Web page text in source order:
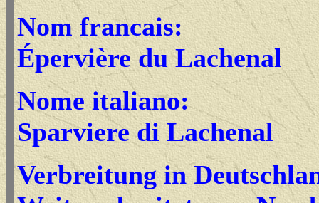
Nom francais:
Épervière du Lachenal
Nome italiano:
Sparviere di Lachenal
Verbreitung in